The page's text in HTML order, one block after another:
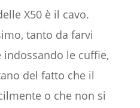
X50 è il cavo.
tanto da farvi
le cuffie,
del fatto che il
o che non si